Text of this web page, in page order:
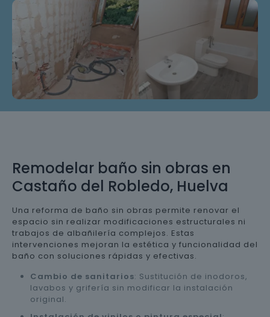
Remodelar baño sin obras en
Castaño del Robledo, Huelva
Una reforma de baño sin obras permite renovar el
espacio sin realizar modificaciones estructurales ni
trabajos de albañilería complejos. Estas
intervenciones mejoran la estética y funcionalidad del
baño con soluciones rápidas y efectivas.
Cambio de sanitarios: Sustitución de inodoros,
lavabos y grifería sin modificar la instalación
original.